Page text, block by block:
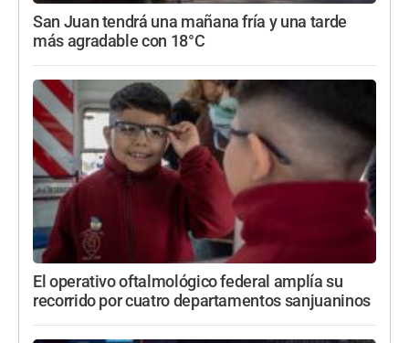
San Juan tendrá una mañana fría y una tarde
más agradable con 18°C
El operativo oftalmológico federal amplía su
recorrido por cuatro departamentos sanjuaninos